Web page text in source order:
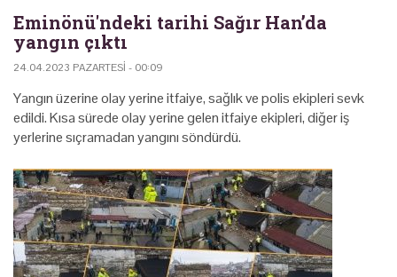
Eminönü'ndeki tarihi Sağır Han’da
yangın çıktı
24.04.2023 PAZARTESI - 00:09
Yangın üzerine olay yerine itfaiye, sağlık ve polis ekipleri sevk
edildi. Kısa sürede olay yerine gelen itfaiye ekipleri, diğer iş
yerlerine sıçramadan yangını söndürdü.